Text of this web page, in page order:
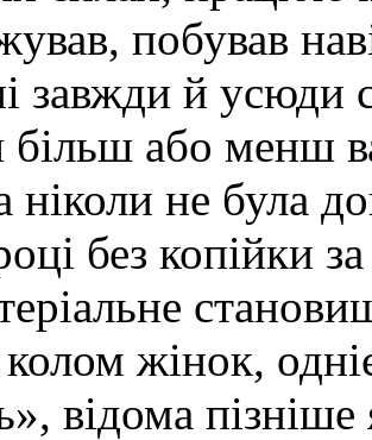
побував
завжди й усюди
більш або менш
ніколи не була
без копійки
жінок,
відома